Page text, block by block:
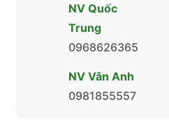
NV Quốc
Trung
0968626365
NV Vân Anh
0981855557